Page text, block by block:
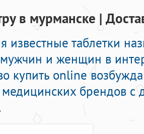
в мурманске |
известные таблетки
и женщин в
купить online
брендов с